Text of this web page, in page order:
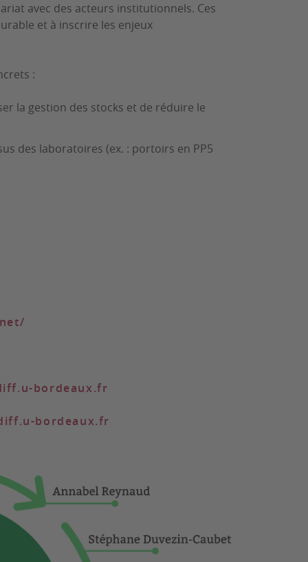
avec des acteurs institutionnels. Ces
et à inscrire les enjeux
:
la gestion des stocks et de réduire le
des laboratoires (ex. : portoirs en PP5
bordeaux.fr
bordeaux.fr